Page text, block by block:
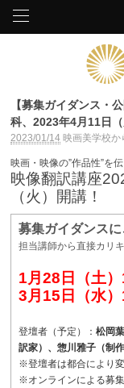
【募集ガイダンス・
科、2023年4月11日（
2023/01/14 映画美学校か
映画・映像の”作品性”を
映像翻訳講座
（火）開講！
募集ガイダンス
担当講師から直接カリ
1月28日（土
3月15日（水
登壇者（予定）： 松岡
訳家）、惣川雅子（制
※登壇者は都合により
※オンラインによる募